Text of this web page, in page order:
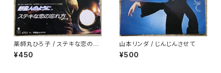
薬師丸ひろ子 / ステキな恋の忘
れ方
¥450
山本リンダ / じんじんさせて
¥500